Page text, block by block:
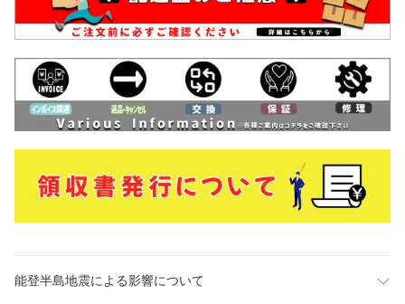
能登半島地震による影響について